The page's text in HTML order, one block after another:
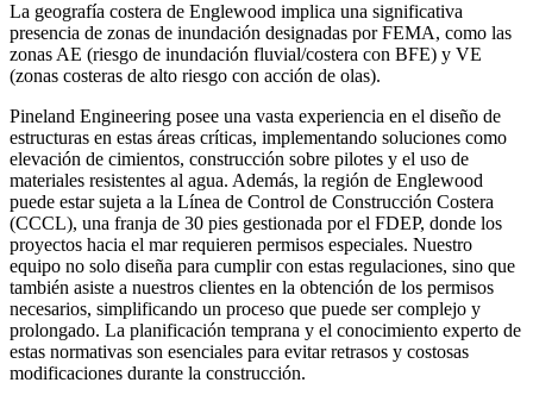
La geografía costera de Englewood implica una significativa
presencia de zonas de inundación designadas por FEMA, como las
zonas AE (riesgo de inundación fluvial/costera con BFE) y VE
(zonas costeras de alto riesgo con acción de olas).
Pineland Engineering posee una vasta experiencia en el diseño de
estructuras en estas áreas críticas, implementando soluciones como
elevación de cimientos, construcción sobre pilotes y el uso de
materiales resistentes al agua. Además, la región de Englewood
puede estar sujeta a la Línea de Control de Construcción Costera
(CCCL), una franja de 30 pies gestionada por el FDEP, donde los
proyectos hacia el mar requieren permisos especiales. Nuestro
equipo no solo diseña para cumplir con estas regulaciones, sino que
también asiste a nuestros clientes en la obtención de los permisos
necesarios, simplificando un proceso que puede ser complejo y
prolongado. La planificación temprana y el conocimiento experto de
estas normativas son esenciales para evitar retrasos y costosas
modificaciones durante la construcción.